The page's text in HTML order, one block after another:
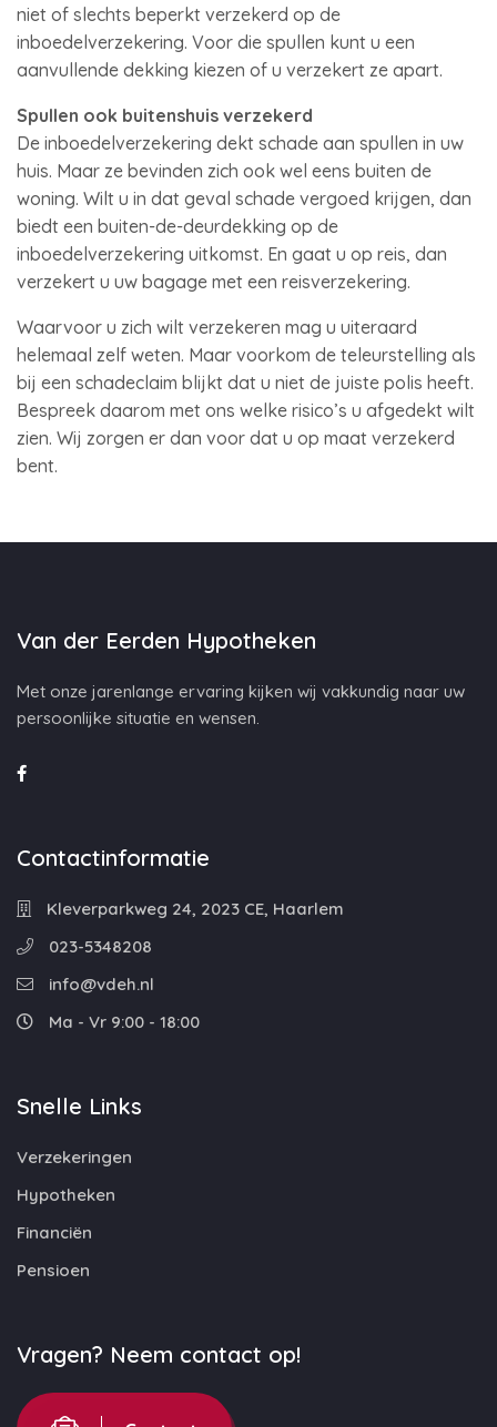
niet of slechts beperkt verzekerd op de
inboedelverzekering. Voor die spullen kunt u een
aanvullende dekking kiezen of u verzekert ze apart.
Spullen ook buitenshuis verzekerd
De inboedelverzekering dekt schade aan spullen in uw
huis. Maar ze bevinden zich ook wel eens buiten de
woning. Wilt u in dat geval schade vergoed krijgen, dan
biedt een buiten-de-deurdekking op de
inboedelverzekering uitkomst. En gaat u op reis, dan
verzekert u uw bagage met een reisverzekering.
Waarvoor u zich wilt verzekeren mag u uiteraard
helemaal zelf weten. Maar voorkom de teleurstelling als
bij een schadeclaim blijkt dat u niet de juiste polis heeft.
Bespreek daarom met ons welke risico’s u afgedekt wilt
zien. Wij zorgen er dan voor dat u op maat verzekerd
bent.
Van der Eerden Hypotheken
Met onze jarenlange ervaring kijken wij vakkundig naar uw
persoonlijke situatie en wensen.
Contactinformatie
Kleverparkweg 24, 2023 CE, Haarlem
023-5348208
info@vdeh.nl
Ma - Vr 9:00 - 18:00
Snelle Links
Verzekeringen
Hypotheken
Financiën
Pensioen
Vragen? Neem contact op!